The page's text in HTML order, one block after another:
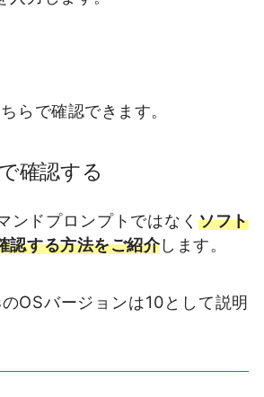
らで確認できます。
確認する
ンドプロンプトではなく ソフト
認する方法をご紹介します。
OSバージョンは10として説明